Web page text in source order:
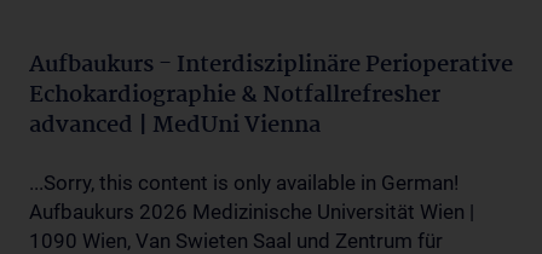
Aufbaukurs - Interdisziplinäre Perioperative
Echokardiographie & Notfallrefresher
advanced | MedUni Vienna
...Sorry, this content is only available in German!
Aufbaukurs 2026 Medizinische Universität Wien |
1090 Wien, Van Swieten Saal und Zentrum für